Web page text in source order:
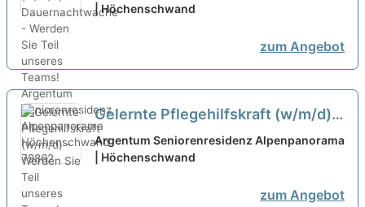
Teil unseres Teams!
| Höchenschwand
zum Angebot
Gelernte Pflegehilfskraft (w/m/d) -
Werden Sie Teil unseres Teams!
neu
Argentum Seniorenresidenz Alpenpanorama
| Höchenschwand
zum Angebot